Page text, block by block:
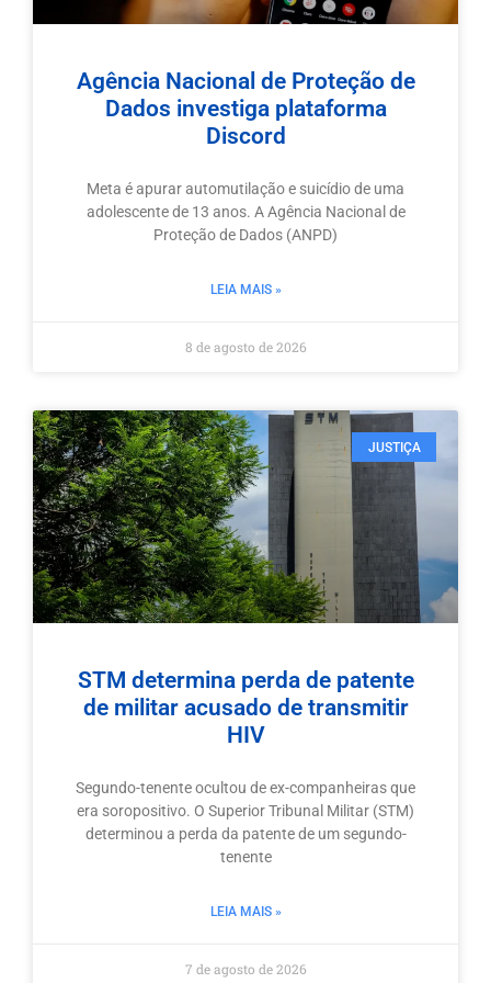
Agência Nacional de Proteção de
Dados investiga plataforma
Discord
Meta é apurar automutilação e suicídio de uma
adolescente de 13 anos. A Agência Nacional de
Proteção de Dados (ANPD)
LEIA MAIS »
8 de agosto de 2026
JUSTIÇA
STM determina perda de patente
de militar acusado de transmitir
HIV
Segundo-tenente ocultou de ex-companheiras que
era soropositivo. O Superior Tribunal Militar (STM)
determinou a perda da patente de um segundo-
tenente
LEIA MAIS »
7 de agosto de 2026